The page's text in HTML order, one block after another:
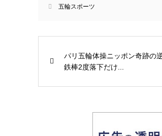
五輪スポーツ
パリ五輪体操ニッポン奇跡の
鉄棒2度落下だけ...